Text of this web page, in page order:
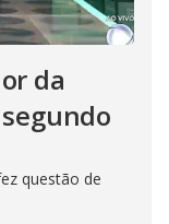
da
questão de